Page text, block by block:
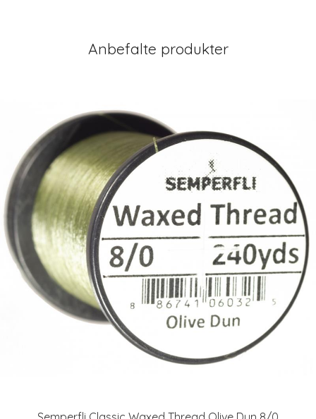
Anbefalte produkter